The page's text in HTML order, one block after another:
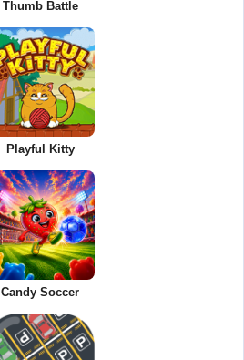
Thumb Battle
Playful Kitty
Candy Soccer